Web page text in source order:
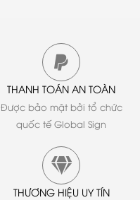
THANH TOÁN AN TOÀN
Được bảo mật bởi tổ chức
quốc tế Global Sign
THƯƠNG HIỆU UY TÍN